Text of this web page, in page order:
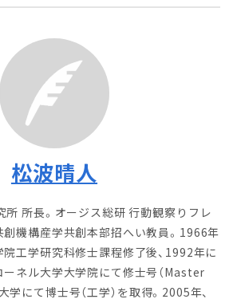
松波晴人
所 所長。オージス総研 行動観察りフレ
創機構産学共創本部招へい教員。1966年
工学研究科修士課程修了後、1992年に
ーネル大学大学院にて修士号（Master
学にて博士号（工学）を取得。2005年、